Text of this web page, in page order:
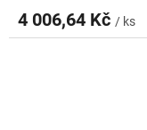
4 006,64 Kč / ks